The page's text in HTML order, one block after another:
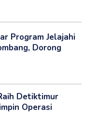
Program Jelajahi
Dorong
Detiktimur
Operasi